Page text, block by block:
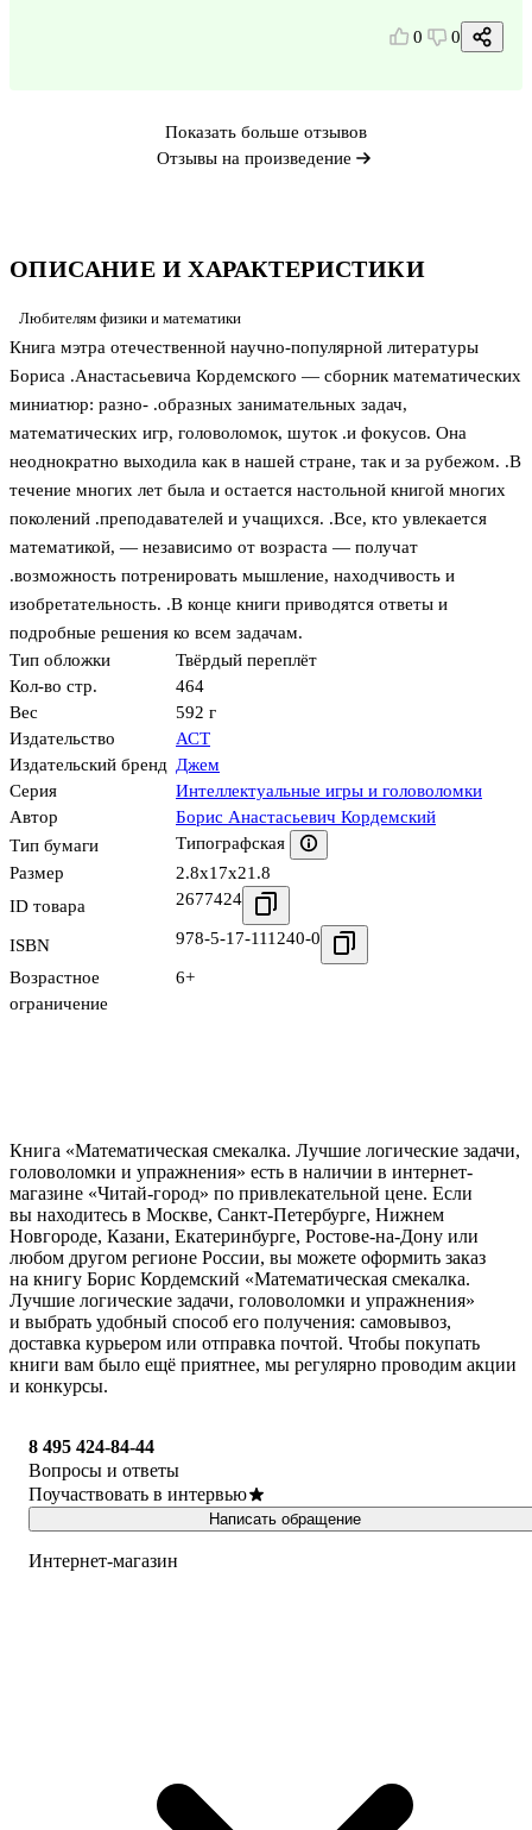
ОПИСАНИЕ И ХАРАКТЕРИСТИКИ
Любителям физики и математики
Книга мэтра отечественной научно-популярной литературы
Бориса .Анастасьевича Кордемского — сборник математических
миниатюр: разно- .образных занимательных задач,
математических игр, головоломок, шуток .и фокусов. Она
неоднократно выходила как в нашей стране, так и за рубежом. .В
течение многих лет была и остается настольной книгой многих
поколений .преподавателей и учащихся. .Все, кто увлекается
математикой, — независимо от возраста — получат
.возможность потренировать мышление, находчивость и
изобретательность. .В конце книги приводятся ответы и
подробные решения ко всем задачам.
Тип обложки
Твёрдый переплёт
Кол-во стр.
464
Вес
592 г
Издательство
АСТ
Издательский бренд Джем
Серия
Интеллектуальные игры и головоломки
Автор
Борис Анастасьевич Кордемский
Тип бумаги
Типографская
Размер
2.8x17x21.8
ID товара
2677424
ISBN 978-5-17-111240-0
Возрастное
ограничение
6+
0 0
Показать больше отзывов
Отзывы на произведение
Книга «Математическая смекалка. Лучшие логические задачи,
головоломки и упражнения» есть в наличии в интернет-
магазине «Читай-город» по привлекательной цене. Если
вы находитесь в Москве, Санкт-Петербурге, Нижнем
Новгороде, Казани, Екатеринбурге, Ростове-на-Дону или
любом другом регионе России, вы можете оформить заказ
на книгу Борис Кордемский «Математическая смекалка.
Лучшие логические задачи, головоломки и упражнения»
и выбрать удобный способ его получения: самовывоз,
доставка курьером или отправка почтой. Чтобы покупать
книги вам было ещё приятнее, мы регулярно проводим акции
и конкурсы.
8 495 424-84-44
Вопросы и ответы
Поучаствовать в интервью
Написать обращение
Интернет-магазин